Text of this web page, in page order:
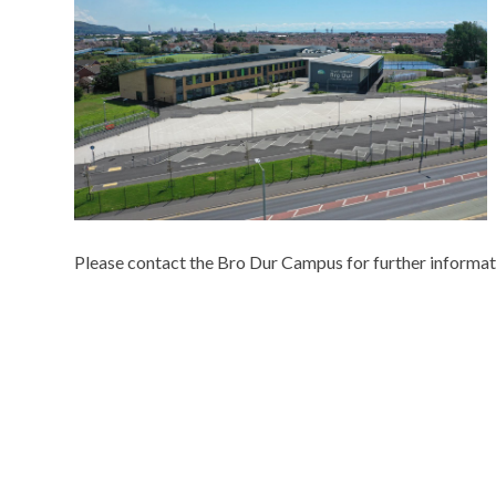
Please contact the Bro Dur Campus for further